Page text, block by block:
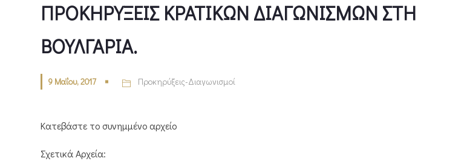
ΠΡΟΚΗΡΥΞΕΙΣ ΚΡΑΤΙΚΩΝ ΔΙΑΓΩΝΙΣΜΩΝ ΣΤΗ
ΒΟΥΛΓΑΡΙΑ.
9 Μαΐου, 2017 Προκηρύξεις-Διαγωνισμοί
Κατεβάστε το συνημμένο αρχείο
Σχετικά Αρχεία: